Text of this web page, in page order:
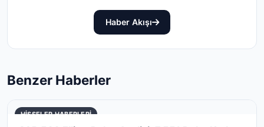
Haber Akışı
Benzer Haberler
HISSELER HABERLERI